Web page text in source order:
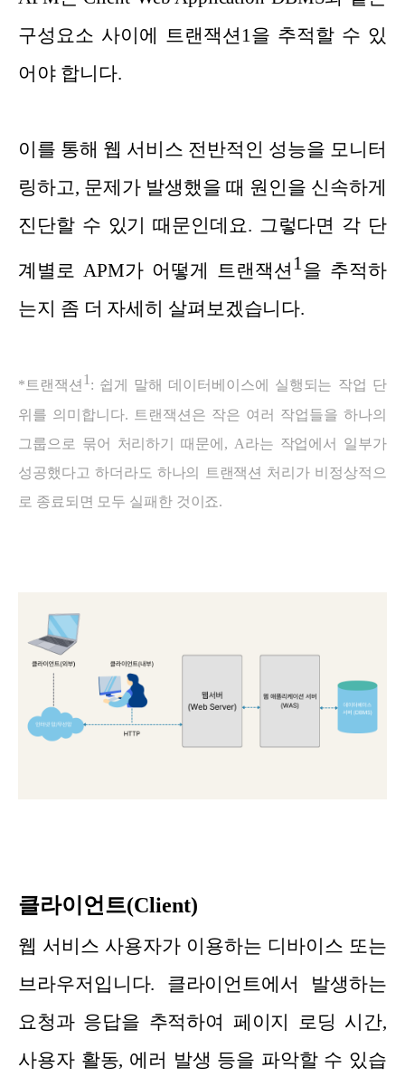
구성요소 사이에 트랜잭션1을 추적할 수 있
어야 합니다.
이를 통해 웹 서비스 전반적인 성능을 모니터
링하고, 문제가 발생했을 때 원인을 신속하게
진단할 수 있기 때문인데요. 그렇다면 각 단
계별로 APM가 어떻게 트랜잭션 1을 추적하
는지 좀 더 자세히 살펴보겠습니다.
*트랜잭션1: 쉽게 말해 데이터베이스에 실행되는 작업 단
위를 의미합니다. 트랜잭션은 작은 여러 작업들을 하나의
그룹으로 묶어 처리하기 때문에, A라는 작업에서 일부가
성공했다고 하더라도 하나의 트랜잭션 처리가 비정상적으
로 종료되면 모두 실패한 것이죠.
클라이언트(Client)
웹 서비스 사용자가 이용하는 디바이스 또는
브라우저입니다. 클라이언트에서 발생하는
요청과 응답을 추적하여 페이지 로딩 시간,
사용자 활동, 에러 발생 등을 파악할 수 있습